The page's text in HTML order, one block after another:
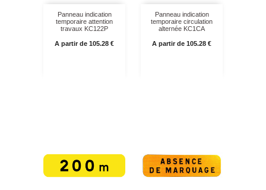
Panneau indication
temporaire attention
travaux KC122P
Prix
A partir de 105.28 €
Panneau indication
temporaire circulation
alternée KC1CA
Prix
A partir de 105.28 €